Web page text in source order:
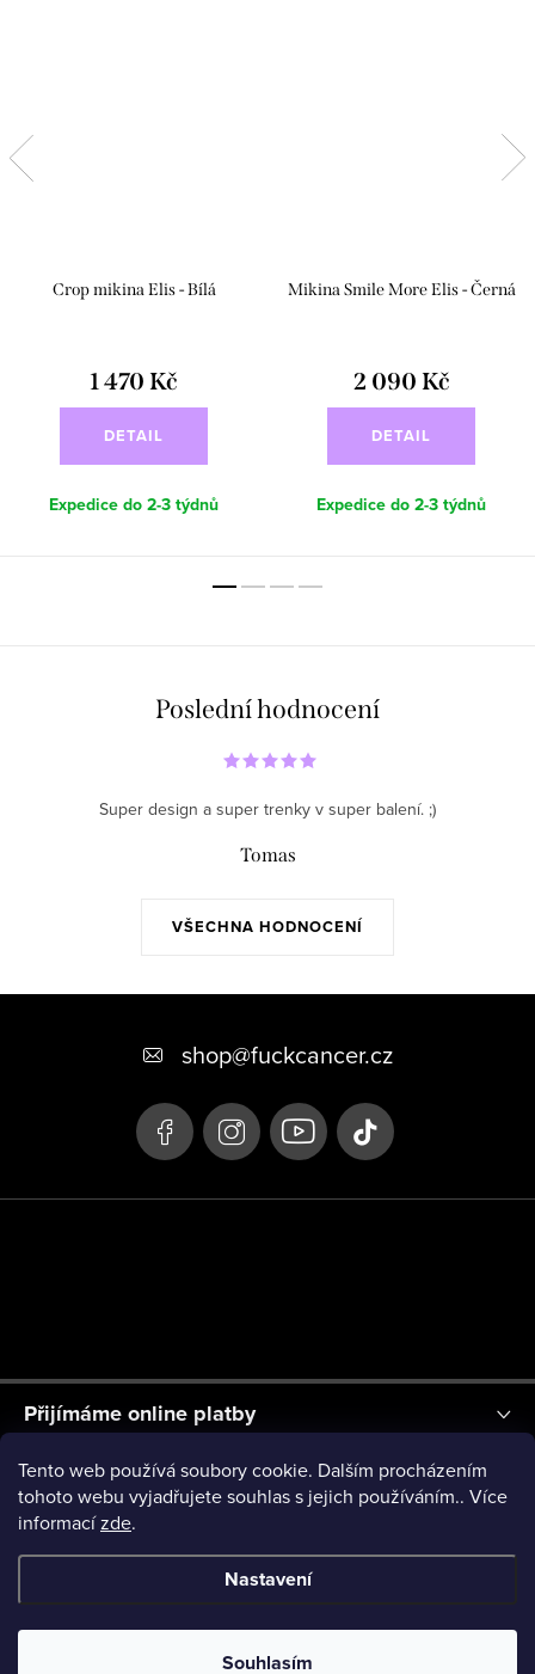
Tento web používá soubory cookie. Dalším procházením
tohoto webu vyjadřujete souhlas s jejich používáním.. Více
informacízde.
Nastavení
Souhlasím
Crop mikina Elis - Bílá
1 470 Kč
DETAIL
Expedice do 2-3 týdnů
Mikina Smile More Elis - Černá
2 090 Kč
DETAIL
Expedice do 2-3 týdnů
Poslední hodnocení
VŠECHNA HODNOCENÍ
Super design a super trenky v super balení. ;)
Tomas
í
shop@fuckcancer.cz
Přijímáme online platby
Shoptet.cz Zásilkovna Brandbros MessageOK
Copyright 2026Fuck Cancer. Všechna práva vyhrazena.